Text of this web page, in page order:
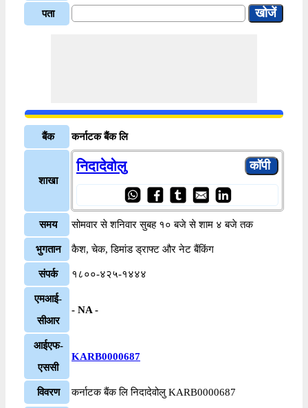
पता
बैंक कर्नाटक बैंक लि
शाखा
निदादेवोलु
समय सोमवार से शनिवार सुबह १० बजे से शाम ४ बजे तक
भुगतान कैश, चेक, डिमांड ड्राफ्ट और नेट बैंकिंग
संपर्क १८००-४२५-१४४४
एमआई-
सीआर
- NA -
आईएफ-
एससी
KARB0000687
विवरण कर्नाटक बैंक लि निदादेवोलु KARB0000687